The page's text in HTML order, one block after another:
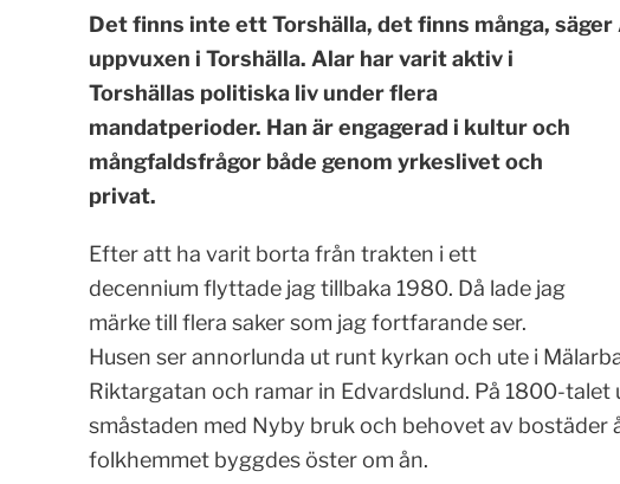
Det finns inte ett Torshälla, det finns många,
uppvuxen i Torshälla. Alar har varit aktiv i
Torshällas politiska liv under flera
mandatperioder. Han är engagerad i kultur och
mångfaldsfrågor både genom yrkeslivet och
privat.
Efter att ha varit borta från trakten i ett
decennium flyttade jag tillbaka 1980. Då lade jag
märke till flera saker som jag fortfarande ser.
Husen ser annorlunda ut runt kyrkan och ute i
Riktargatan och ramar in Edvardslund. På 1800-talet
småstaden med Nyby bruk och behovet av
folkhemmet byggdes öster om ån.